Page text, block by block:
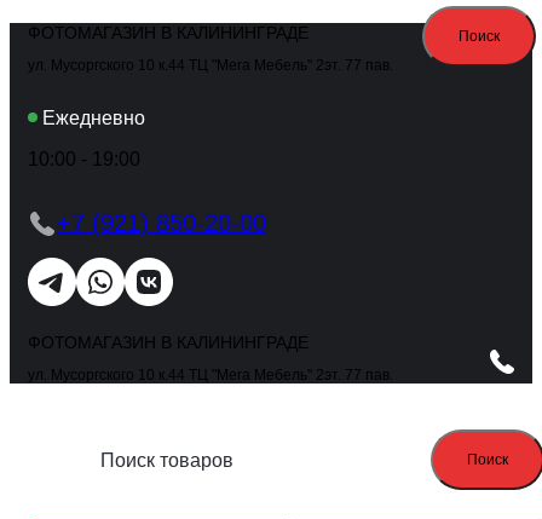
ФОТОМАГАЗИН В КАЛИНИНГРАДЕ
ул. Мусоргского 10 к.44 ТЦ "Мега Мебель" 2эт. 77 пав.
Ежедневно
10:00 - 19:00
+7 (921) 850-20-00
ФОТОМАГАЗИН В КАЛИНИНГРАДЕ
ул. Мусоргского 10 к.44 ТЦ "Мега Мебель" 2эт. 77 пав.
Поиск
Поиск